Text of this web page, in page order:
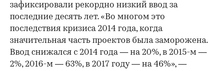
зафиксировали рекордно низкий ввод за
последние десять лет. «Во многом это
последствия кризиса 2014 года, когда
значительная часть проектов была заморожена.
Ввод снижался с 2014 года — на 20%, в 2015-м —
2%, 2016-м — 63%, в 2017 году — на 46%», —